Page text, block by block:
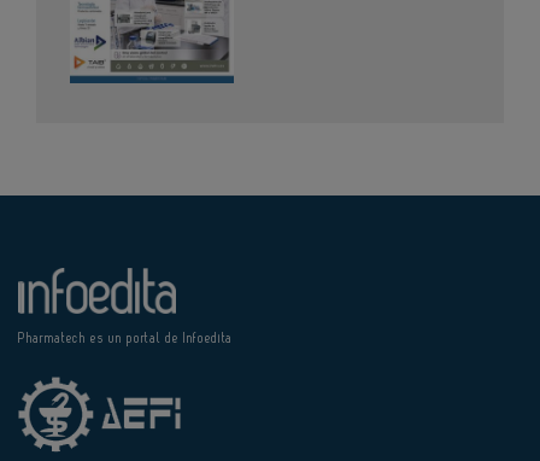
Pharmatech es un portal de Infoedita